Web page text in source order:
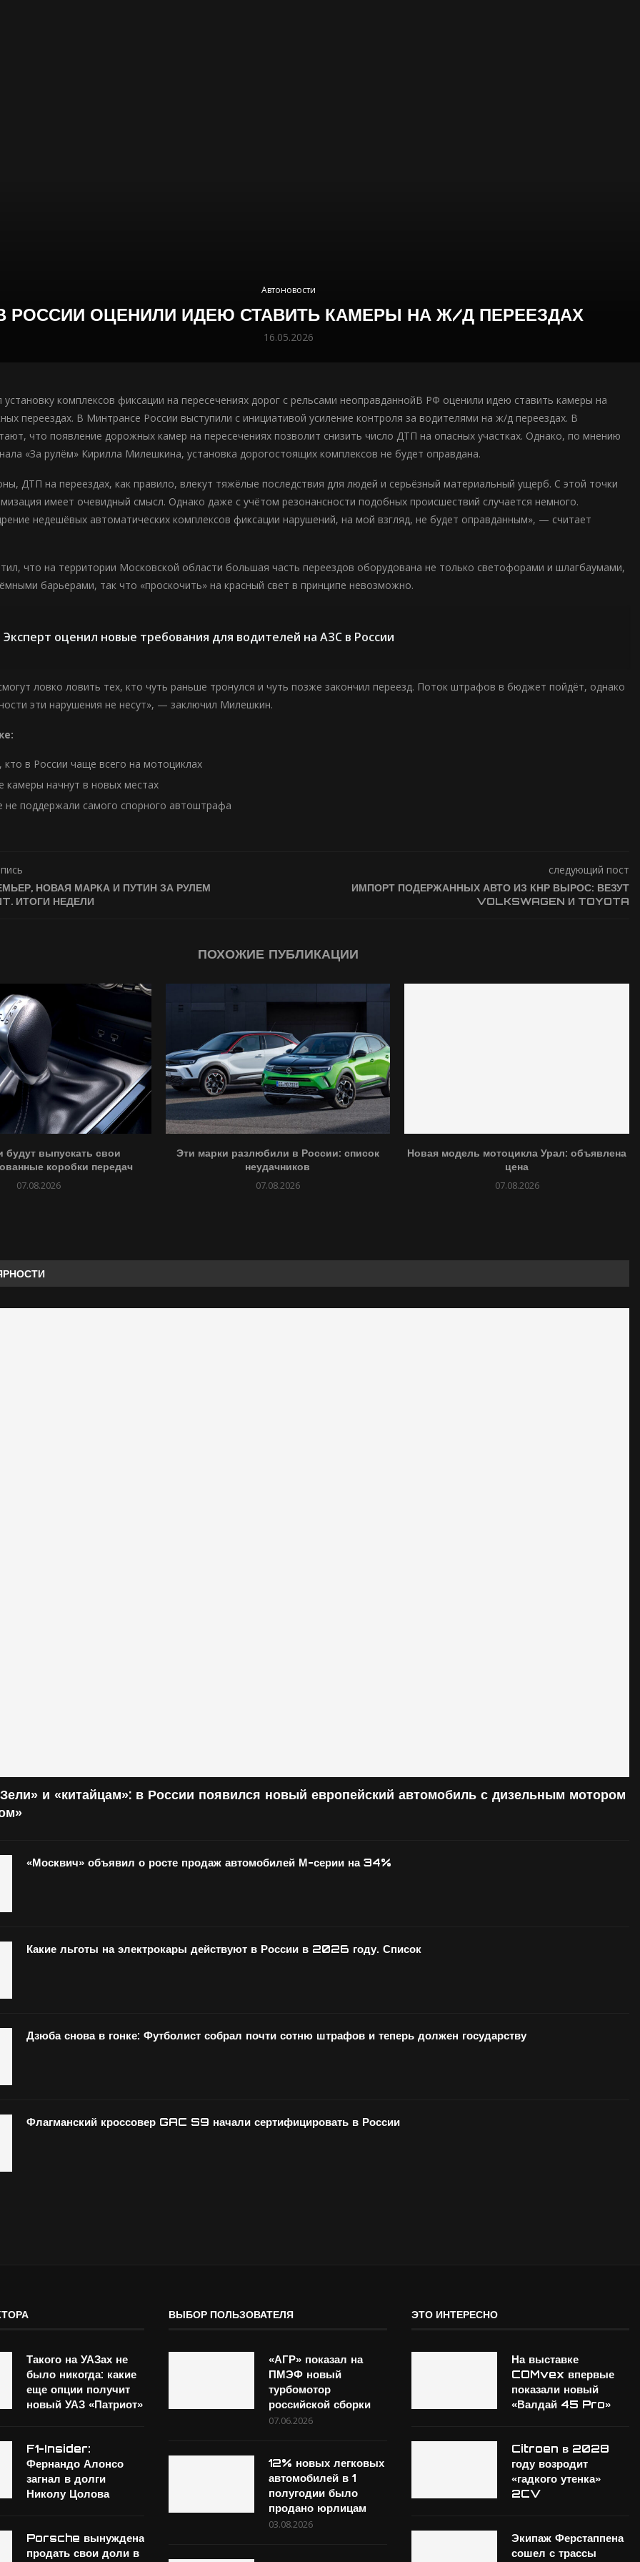
Автоновости
РОССИИ ОЦЕНИЛИ ИДЕЮ СТАВИТЬ КАМЕРЫ НА Ж/Д ПЕРЕЕЗДАХ
16.05.2026
установку комплексов фиксации на пересечениях дорог с рельсами неоправданнойВ РФ оценили идею ставить камеры на
переездах. В Минтрансе России выступили с инициативой усиление контроля за водителями на ж/д переездах. В
что появление дорожных камер на пересечениях позволит снизить число ДТП на опасных участках. Однако, по мнению
«За рулём» Кирилла Милешкина, установка дорогостоящих комплексов не будет оправдана.
ДТП на переездах, как правило, влекут тяжёлые последствия для людей и серьёзный материальный ущерб. С этой точки
имеет очевидный смысл. Однако даже с учётом резонансности подобных происшествий случается немного.
недешёвых автоматических комплексов фиксации нарушений, на мой взгляд, не будет оправданным», — считает
что на территории Московской области большая часть переездов оборудована не только светофорами и шлагбаумами,
барьерами, так что «проскочить» на красный свет в принципе невозможно.
Эксперт оценил новые требования для водителей на АЗС в России
ловко ловить тех, кто чуть раньше тронулся и чуть позже закончил переезд. Поток штрафов в бюджет пойдёт, однако
эти нарушения не несут», — заключил Милешкин.
кто в России чаще всего на мотоциклах
начнут в новых местах
не поддержали самого спорного автоштрафа
НОВАЯ МАРКА И ПУТИН ЗА РУЛЕМ
ИТОГИ НЕДЕЛИ
следующий пост
ИМПОРТ ПОДЕРЖАННЫХ АВТО ИЗ КНР ВЫРОС: ВЕЗУТ
VOLKSWAGEN И TOYOTA
ПОХОЖИЕ ПУБЛИКАЦИИ
будут выпускать свои
коробки передач
07.08.2026
Эти марки разлюбили в России: список
неудачников
07.08.2026
Новая модель мотоцикла Урал: объявлена
цена
07.08.2026
и «китайцам»: в России появился новый европейский автомобиль с дизельным мотором
«Москвич» объявил о росте продаж автомобилей М-серии на 34%
Какие льготы на электрокары действуют в России в 2026 году. Список
Дзюба снова в гонке: Футболист собрал почти сотню штрафов и теперь должен государству
Флагманский кроссовер GAC S9 начали сертифицировать в России
Такого на УАЗах не
было никогда: какие
еще опции получит
новый УАЗ «Патриот»
F1-Insider:
Фернандо Алонсо
загнал в долги
Николу Цолова
Porsche вынуждена
продать свои доли в
ВЫБОР ПОЛЬЗОВАТЕЛЯ
«АГР» показал на
ПМЭФ новый
турбомотор
российской сборки
07.06.2026
12% новых легковых
автомобилей в 1
полугодии было
продано юрлицам
03.08.2026
ЭТО ИНТЕРЕСНО
На выставке
COMvex впервые
показали новый
«Валдай 45 Pro»
Citroen в 2028
году возродит
«гадкого утенка»
2CV
Экипаж Ферстаппена
сошел с трассы